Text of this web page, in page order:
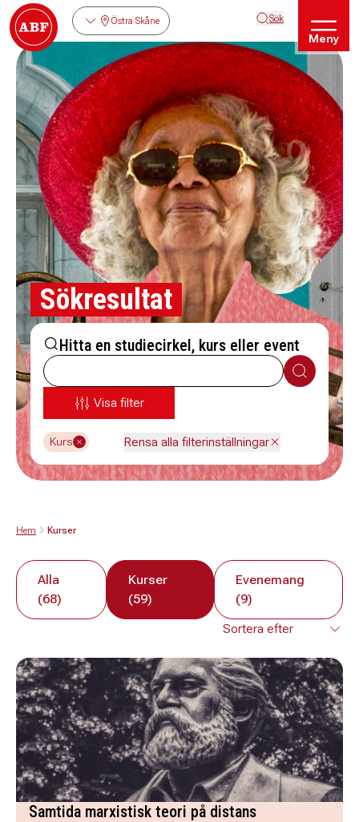
Östra Skåne Sök
Meny
Sökresultat
Hitta en studiecirkel, kurs eller event
Sök
Visa filter
Kurs Rensa alla filterinställningar
Hem Kurser
Alla
(68)
Kurser
(59)
Evenemang
(9)
Samtida marxistisk teori på distans